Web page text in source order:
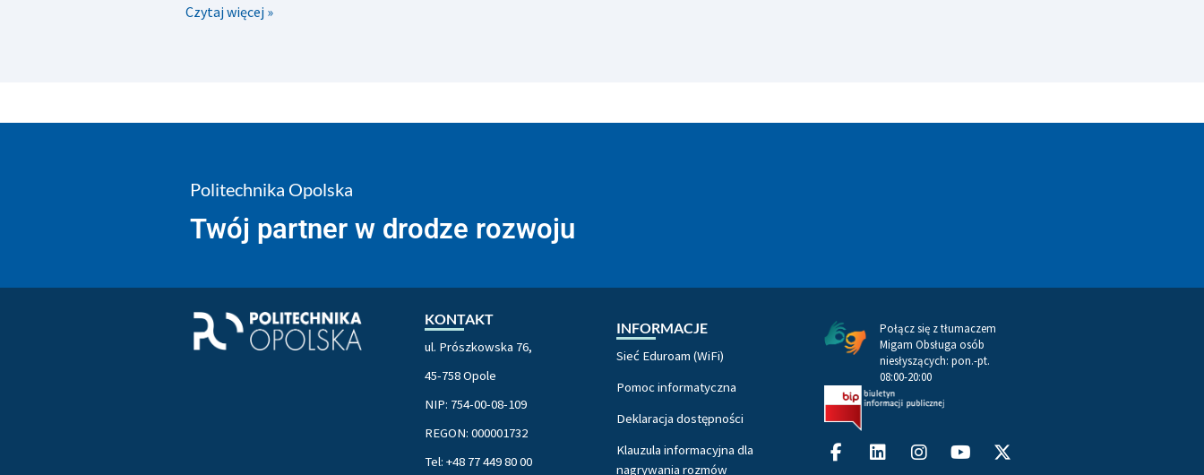
Czytaj więcej »
Politechnika Opolska
Twój partner w drodze rozwoju
KONTAKT
ul. Prószkowska 76,
45-758 Opole
NIP: 754-00-08-109
REGON: 000001732
Tel: +48 77 449 80 00
INFORMACJE
Sieć Eduroam (WiFi)
Pomoc informatyczna
Deklaracja dostępności
Klauzula informacyjna dla
nagrywania rozmów
Połącz się z tłumaczem
Migam Obsługa osób
niesłyszących: pon.-pt.
08:00-20:00
Facebook-
f
Linkedin
twitter